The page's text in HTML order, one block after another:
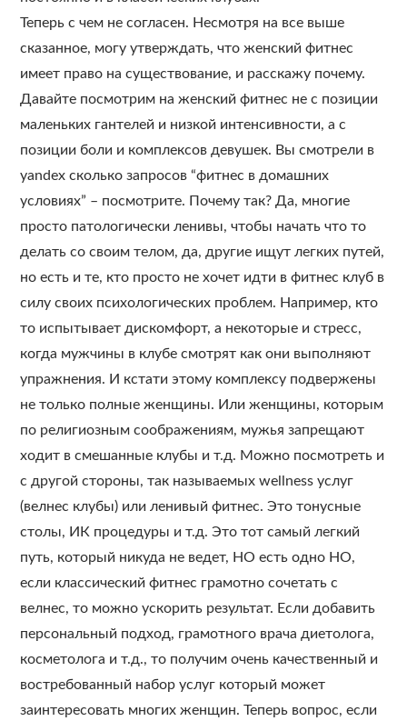
Теперь с чем не согласен. Несмотря на все выше
сказанное, могу утверждать, что женский фитнес
имеет право на существование, и расскажу почему.
Давайте посмотрим на женский фитнес не с позиции
маленьких гантелей и низкой интенсивности, а с
позиции боли и комплексов девушек. Вы смотрели в
yandex сколько запросов “фитнес в домашних
условиях” – посмотрите. Почему так? Да, многие
просто патологически ленивы, чтобы начать что то
делать со своим телом, да, другие ищут легких путей,
но есть и те, кто просто не хочет идти в фитнес клуб в
силу своих психологических проблем. Например, кто
то испытывает дискомфорт, а некоторые и стресс,
когда мужчины в клубе смотрят как они выполняют
упражнения. И кстати этому комплексу подвержены
не только полные женщины. Или женщины, которым
по религиозным соображениям, мужья запрещают
ходит в смешанные клубы и т.д. Можно посмотреть и
с другой стороны, так называемых wellness услуг
(велнес клубы) или ленивый фитнес. Это тонусные
столы, ИК процедуры и т.д. Это тот самый легкий
путь, который никуда не ведет, НО есть одно НО,
если классический фитнес грамотно сочетать с
велнес, то можно ускорить результат. Если добавить
персональный подход, грамотного врача диетолога,
косметолога и т.д., то получим очень качественный и
востребованный набор услуг который может
заинтересовать многих женщин. Теперь вопрос, если